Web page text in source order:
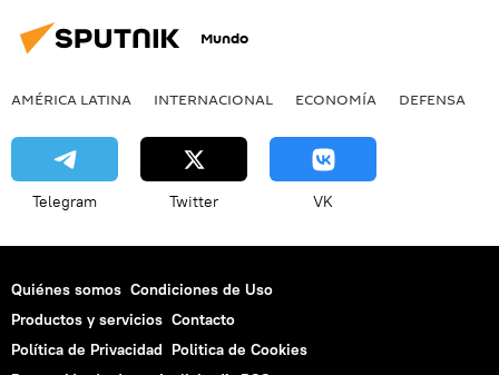
Mundo
AMÉRICA LATINA INTERNACIONAL ECONOMÍA DEFENSA
Telegram Twitter VK
Quiénes somos Condiciones de Uso
Productos y servicios Contacto
Política de Privacidad Politica de Cookies